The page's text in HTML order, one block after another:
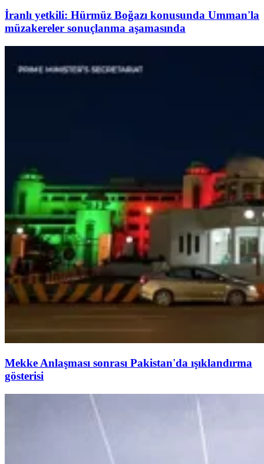
İranlı yetkili: Hürmüz Boğazı konusunda Umman'la
müzakereler sonuçlanma aşamasında
Mekke Anlaşması sonrası Pakistan'da ışıklandırma
gösterisi